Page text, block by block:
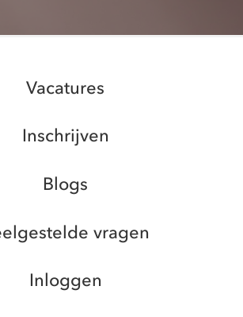
Vacatures
Inschrijven
Blogs
vragen
Inloggen